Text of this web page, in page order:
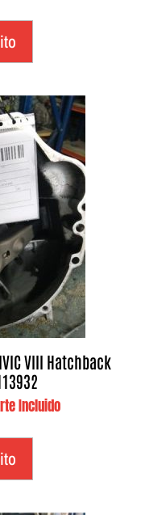
VIII Hatchback
Incluido